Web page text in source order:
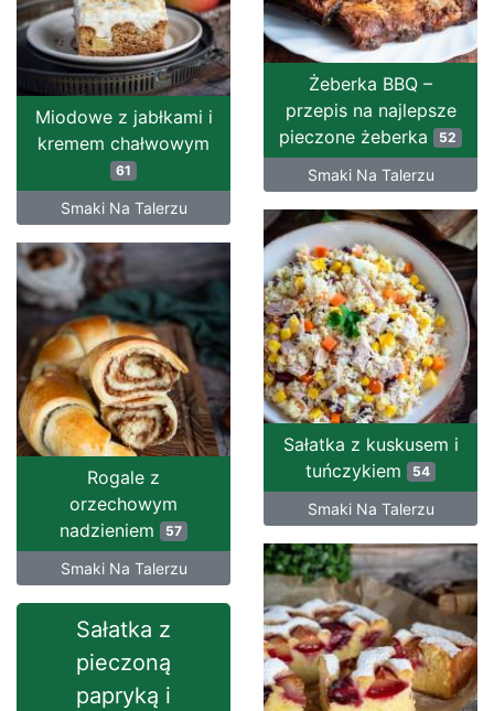
Żeberka BBQ –
przepis na najlepsze
pieczone żeberka 52
Smaki Na Talerzu
Miodowe z jabłkami i
kremem chałwowym
61
Smaki Na Talerzu
Sałatka z kuskusem i
tuńczykiem 54
Smaki Na Talerzu
Rogale z
orzechowym
nadzieniem 57
Smaki Na Talerzu
Sałatka z
pieczoną
papryką i